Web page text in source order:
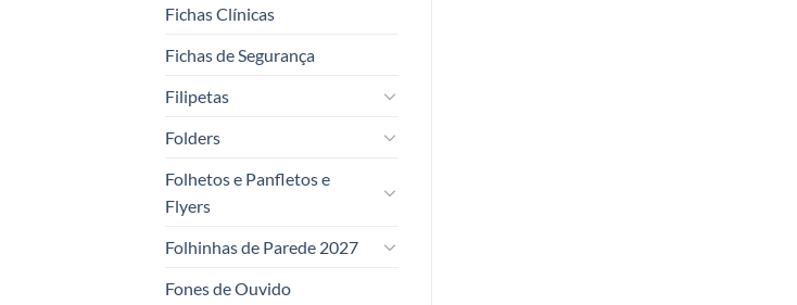
Fichas Clínicas
Fichas de Segurança
Filipetas
Folders
Folhetos e Panfletos e
Flyers
Folhinhas de Parede 2027
Fones de Ouvido